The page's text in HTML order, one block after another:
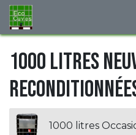
Se rendre au contenu
​1000 litres
1000 litres